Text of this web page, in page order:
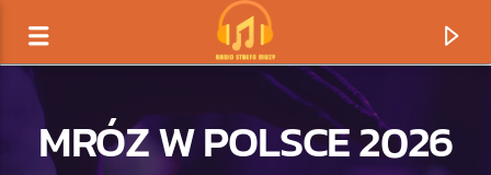
MRÓZ W POLSCE 2026